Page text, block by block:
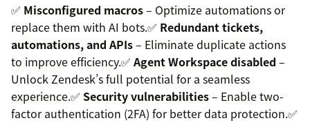
✅ Misconfigured macros– Optimize automations or
replace them with AI bots.✅ Redundant tickets,
automations, and APIs– Eliminate duplicate actions
to improve efficiency.✅ Agent Workspace disabled –
Unlock Zendesk’s full potential for a seamless
experience.✅ Security vulnerabilities– Enable two-
factor authentication (2FA) for better data protection.✅